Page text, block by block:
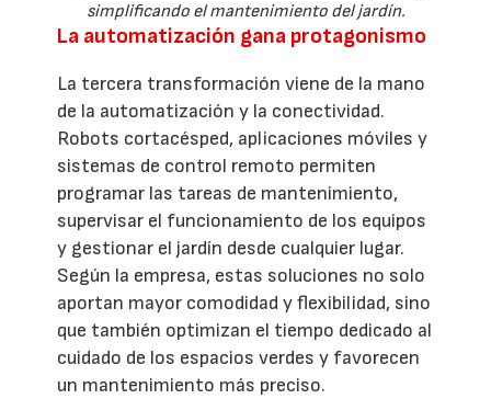
simplificando el mantenimiento del jardín.
La automatización gana protagonismo
La tercera transformación viene de la mano
de la automatización y la conectividad.
Robots cortacésped, aplicaciones móviles y
sistemas de control remoto permiten
programar las tareas de mantenimiento,
supervisar el funcionamiento de los equipos
y gestionar el jardín desde cualquier lugar.
Según la empresa, estas soluciones no solo
aportan mayor comodidad y flexibilidad, sino
que también optimizan el tiempo dedicado al
cuidado de los espacios verdes y favorecen
un mantenimiento más preciso.